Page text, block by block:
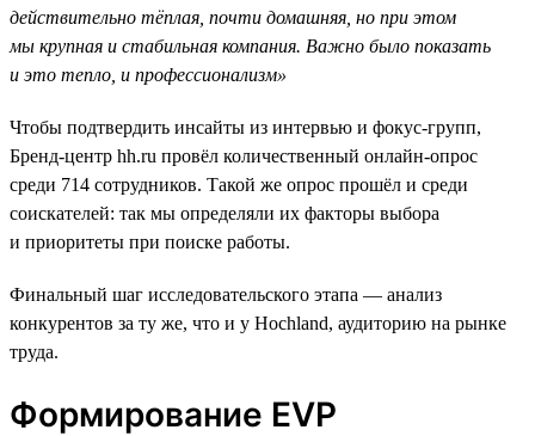
действительно тёплая, почти домашняя, но при этом
мы крупная и стабильная компания. Важно было показать
и это тепло, и профессионализм»
Чтобы подтвердить инсайты из интервью и фокус-групп,
Бренд-центр hh.ru провёл количественный онлайн-опрос
среди 714 сотрудников. Такой же опрос прошёл и среди
соискателей: так мы определяли их факторы выбора
и приоритеты при поиске работы.
Финальный шаг исследовательского этапа — анализ
конкурентов за ту же, что и у Hochland, аудиторию на рынке
труда.
Формирование EVP